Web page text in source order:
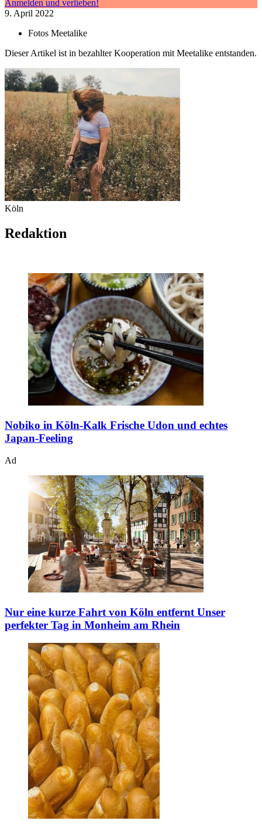
Anmelden und verlieben!
9. April 2022
Fotos Meetalike
Dieser Artikel ist in bezahlter Kooperation mit Meetalike entstanden.
Köln
Redaktion
Nobiko in Köln-Kalk Frische Udon und echtes
Japan-Feeling
Ad
Nur eine kurze Fahrt von Köln entfernt Unser
perfekter Tag in Monheim am Rhein